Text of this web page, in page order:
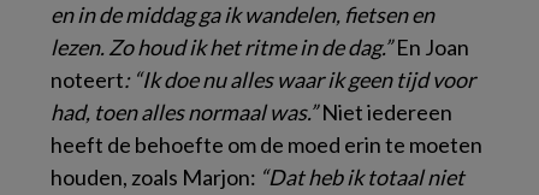
en in de middag ga ik wandelen, fietsen en
lezen. Zo houd ik het ritme in de dag.”En Joan
noteert: “Ik doe nu alles waar ik geen tijd voor
had, toen alles normaal was.”Niet iedereen
heeft de behoefte om de moed erin te moeten
houden, zoals Marjon: “Dat heb ik totaal niet